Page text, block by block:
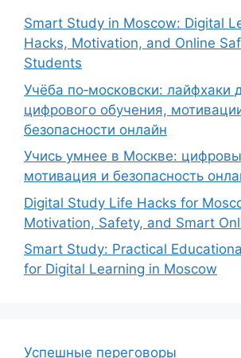
Smart Study in Moscow: Digital
Hacks, Motivation, and Online
Students
Учёба по‑московски: лайфхаки
цифрового обучения,
безопасности онлайн
Учись умнее в Москве:
мотивация и безопасность
Digital Study Life Hacks for
Motivation, Safety, and Smart
Smart Study: Practical
for Digital Learning in Moscow
Успешные переговоры